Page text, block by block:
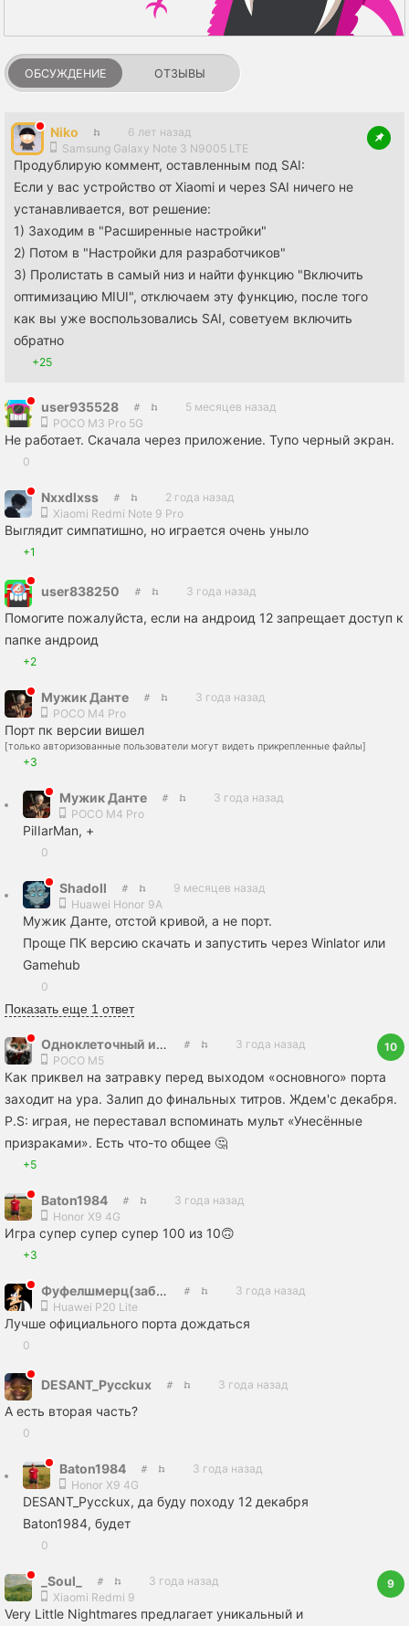
ОБСУЖДЕНИЕ ОТЗЫВЫ
Niko
6 лет назад
Samsung Galaxy Note 3 N9005 LTE
Продублирую коммент, оставленным под SAI:
Если у вас устройство от Xiaomi и через SAI ничего не
устанавливается, вот решение:
1) Заходим в "Расширенные настройки"
2) Потом в "Настройки для разработчиков"
3) Пролистать в самый низ и найти функцию "Включить
оптимизацию MIUI", отключаем эту функцию, после того
как вы уже воспользовались SAI, советуем включить
обратно
+25
user935528
5 месяцев назад
POCO M3 Pro 5G
Не работает. Скачала через приложение. Тупо черный экран.
0
Nxxdlxss
2 года назад
Xiaomi Redmi Note 9 Pro
Выглядит симпатишно, но играется очень уныло
+1
user838250 3 года назад
Помогите пожалуйста, если на андроид 12 запрещает доступ к
папке андроид
+2
Мужик Данте
3 года назад
POCO M4 Pro
Порт пк версии вишел
[только авторизованные пользователи могут видеть прикрепленные файлы]
+3
Мужик Данте
3 года назад
POCO M4 Pro
PiIIarMan, +
0
Shadoll
9 месяцев назад
Huawei Honor 9A
Мужик Данте, отстой кривой, а не порт.
Проще ПК версию скачать и запустить через Winlator или
Gamehub
0
Показать еще 1 ответ
Одноклеточный интеллектуал
3 года назад
POCO M5
10
Как приквел на затравку перед выходом «основного» порта
заходит на ура. Залип до финальных титров. Ждем'с декабря.
P.S: играя, не переставал вспоминать мульт «Унесённые
призраками». Есть что-то общее 🤔
+5
Baton1984
3 года назад
Honor X9 4G
Игра супер супер супер 100 из 10🙃
+3
Фуфелшмерц(заброшенный акк)
3 года назад
Huawei P20 Lite
Лучше официального порта дождаться
0
DESANT_Pycckux 3 года назад
А есть вторая часть?
0
Baton1984
3 года назад
Honor X9 4G
DESANT_Pycckux, да буду походу 12 декабря
Baton1984, будет
0
_Soul_
3 года назад
Xiaomi Redmi 9
9
Very Little Nightmares предлагает уникальный и